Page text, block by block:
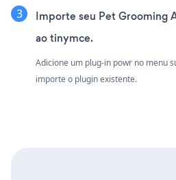
Importe seu Pet Grooming
ao tinymce.
Adicione um plug-in powr no menu
importe o plugin existente.